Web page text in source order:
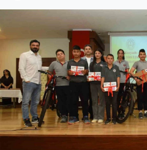
Siyaset
YEREL HABER
Haberde insan
Tanıtım